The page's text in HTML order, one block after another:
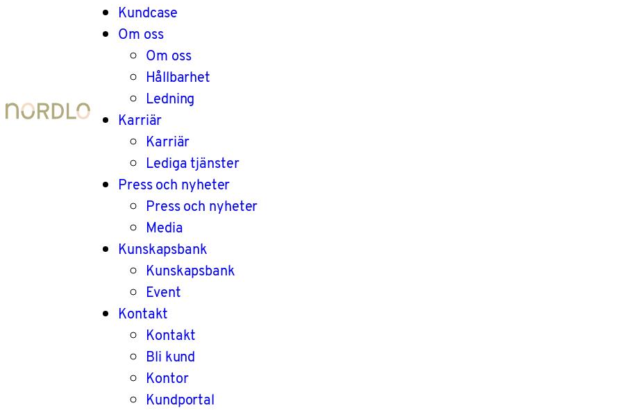
Kundcase
Om oss
Om oss
Hållbarhet
Ledning
Karriär
Karriär
Lediga tjänster
Press och nyheter
Press och nyheter
Media
Kunskapsbank
Kunskapsbank
Event
Kontakt
Kontakt
Bli kund
Kontor
Kundportal